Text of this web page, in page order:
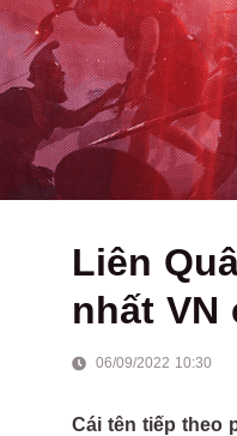
Liên
nhất VN
06/09/2022 10:30
Cái tên tiếp theo